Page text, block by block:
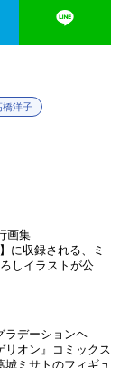
橋洋子
画集
に収録される、ミ
しイラストが公
ラデーションヘ
オン』コミックス
ミサトのフィギュ